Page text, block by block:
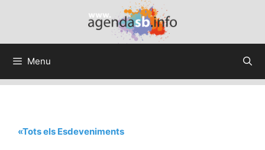
Menu
«Tots els Esdeveniments